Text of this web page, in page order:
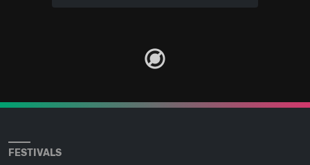
FESTIVALS